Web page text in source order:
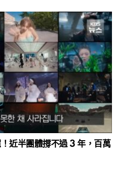
近半團體撐不過 3 年，百萬